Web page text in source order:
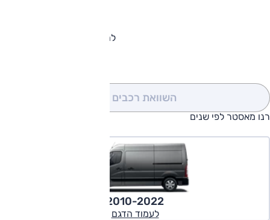
להורדת קטלוג רנו מאסטר
השוואת רכבים
רנו מאסטר לפי שנים
2010-2022
לעמוד הדגם